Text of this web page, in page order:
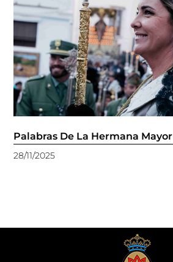
Palabras De La Hermana Mayor
28/11/2025